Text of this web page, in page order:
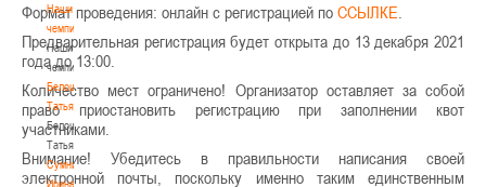
Наши
чемпионы
Наши
чемпионы
Белошапко
Татьяна
Белошапко
Татьяна
Сумникова
Ирина
Формат проведения: онлайн с регистрацией по ССЫЛКЕ
Предварительная регистрация будет открыта до 13 декабря 2021
года до 13:00.
Количество мест ограничено! Организатор оставляет за собой
право приостановить регистрацию при заполнении квот
участниками.
Внимание! Убедитесь в правильности написания своей
электронной почты, поскольку именно таким единственным